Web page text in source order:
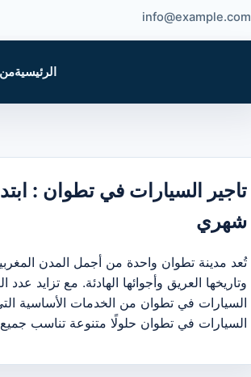
info@example.com
الرئيسية
شهري
تُعد مدينة تطوان واحدة من أجمل المدن
وتاريخها العريق وأجوائها الهادئة. مع تزايد
السيارات في تطوان من الخدمات الأساسية
السيارات في تطوان حلولًا متنوعة تناسب